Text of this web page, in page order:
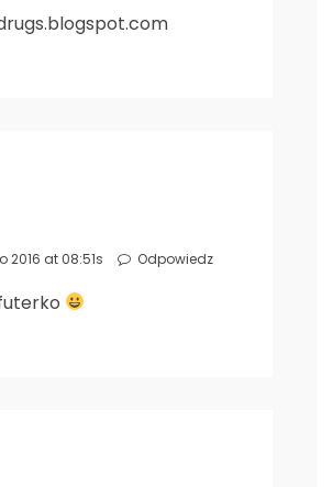
2016 at 08:51s Odpowiedz